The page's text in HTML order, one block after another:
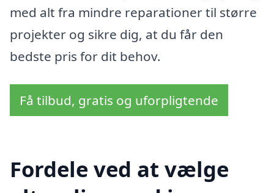
med alt fra mindre reparationer til større
projekter og sikre dig, at du får den
bedste pris for dit behov.
Få tilbud, gratis og uforpligtende
Fordele ved at vælge